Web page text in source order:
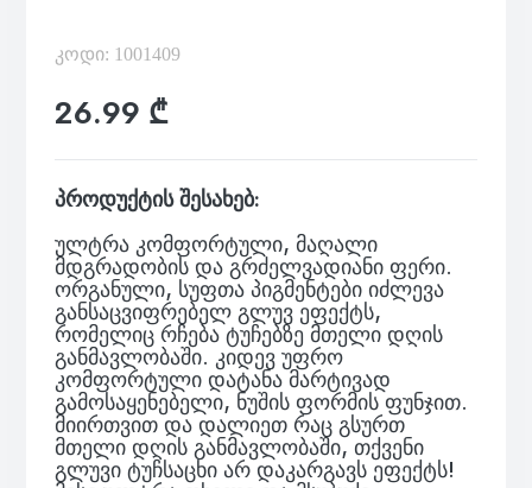
კოდი: 1001409
26.99 ₾
პროდუქტის შესახებ:
ულტრა კომფორტული, მაღალი
მდგრადობის და გრძელვადიანი ფერი.
ორგანული, სუფთა პიგმენტები იძლევა
განსაცვიფრებელ გლუვ ეფექტს,
რომელიც რჩება ტუჩებზე მთელი დღის
განმავლობაში. კიდევ უფრო
კომფორტული დატანა მარტივად
გამოსაყენებელი, ნუშის ფორმის ფუნჯით.
მიირთვით და დალიეთ რაც გსურთ
მთელი დღის განმავლობაში, თქვენი
გლუვი ტუჩსაცხი არ დაკარგავს ეფექტს!